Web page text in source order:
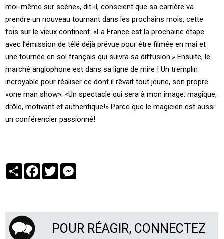
moi-même sur scène», dit-il, conscient que sa carrière va
prendre un nouveau tournant dans les prochains mois, cette
fois sur le vieux continent. «La France est la prochaine étape
avec l’émission de télé déjà prévue pour être filmée en mai et
une tournée en sol français qui suivra sa diffusion.» Ensuite, le
marché anglophone est dans sa ligne de mire ! Un tremplin
incroyable pour réaliser ce dont il rêvait tout jeune, son propre
«one man show». «Un spectacle qui sera à mon image: magique,
drôle, motivant et authentique!» Parce que le magicien est aussi
un conférencier passionné!
PartagerFacebook
Twitter
POUR RÉAGIR, CONNECTEZ